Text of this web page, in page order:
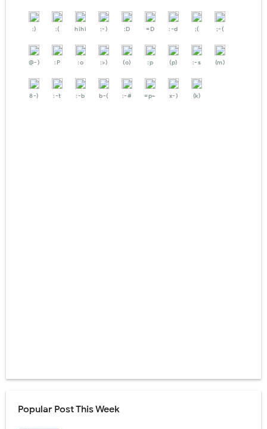
:) :( hihi :-) :D =D :-d ;( ;-(
@-) :P :o :>) (o) :p (p) :-s (m)
8-) :-t :-b b-( :-# =p~ x-) (k)
Popular Post This Week